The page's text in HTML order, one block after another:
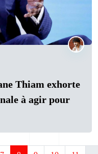
Thiam exhorte
à agir pour